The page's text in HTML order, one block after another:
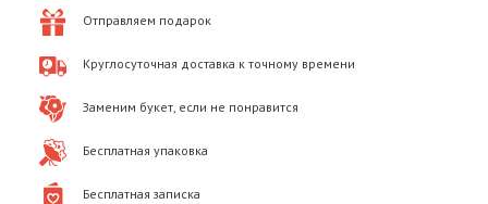
Отправляем подарок
Круглосуточная доставка к точному времени
Заменим букет, если не понравится
Бесплатная упаковка
Бесплатная записка